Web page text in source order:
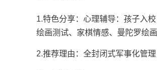
1.特色分享：心理辅导：孩子入
绘画测试、家棋情感、曼陀罗绘
2.推荐理由：全封闭式军事化管